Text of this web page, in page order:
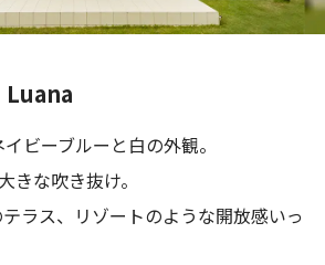
Luana
ビーブルーと白の外観。
きな吹き抜け。
ラス、リゾートのような開放感いっ